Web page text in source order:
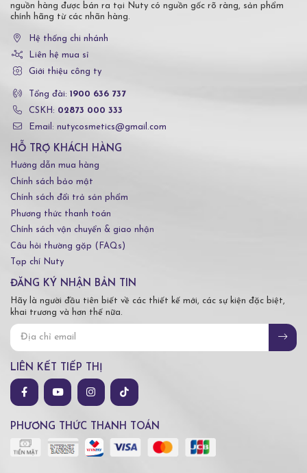
nguồn hàng được bán ra tại Nuty có nguồn gốc rõ ràng, sản phẩm
chính hãng từ các nhãn hàng.
Hệ thống chi nhánh
Liên hệ mua sỉ
Giới thiệu công ty
Tổng đài: 1900 636 737
CSKH: 02873 000 333
Email: nutycosmetics@gmail.com
HỖ TRỢ KHÁCH HÀNG
Hướng dẫn mua hàng
Chính sách bảo mật
Chính sách đổi trả sản phẩm
Phương thức thanh toán
Chính sách vận chuyển & giao nhận
Câu hỏi thường gặp (FAQs)
Tạp chí Nuty
ĐĂNG KÝ NHẬN BẢN TIN
Hãy là người đầu tiên biết về các thiết kế mới, các sự kiện đặc biệt,
khai trương và hơn thế nữa.
LIÊN KẾT TIẾP THỊ
PHƯƠNG THỨC THANH TOÁN